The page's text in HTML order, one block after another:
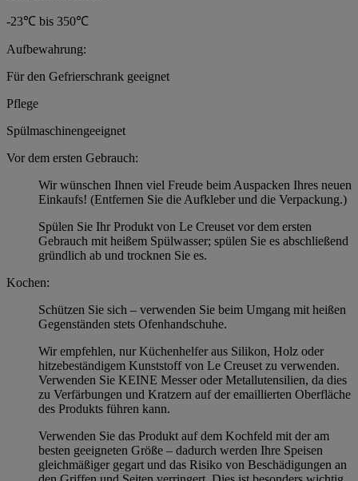
-23℃ bis 350℃
Aufbewahrung:
Für den Gefrierschrank geeignet
Pflege
Spülmaschinengeeignet
Vor dem ersten Gebrauch:
Wir wünschen Ihnen viel Freude beim Auspacken Ihres neuen
Einkaufs! (Entfernen Sie die Aufkleber und die Verpackung.)
Spülen Sie Ihr Produkt von Le Creuset vor dem ersten
Gebrauch mit heißem Spülwasser; spülen Sie es abschließend
gründlich ab und trocknen Sie es.
Kochen:
Schützen Sie sich – verwenden Sie beim Umgang mit heißen
Gegenständen stets Ofenhandschuhe.
Wir empfehlen, nur Küchenhelfer aus Silikon, Holz oder
hitzebeständigem Kunststoff von Le Creuset zu verwenden.
Verwenden Sie KEINE Messer oder Metallutensilien, da dies
zu Verfärbungen und Kratzern auf der emaillierten Oberfläche
des Produkts führen kann.
Verwenden Sie das Produkt auf dem Kochfeld mit der am
besten geeigneten Größe – dadurch werden Ihre Speisen
gleichmäßiger gegart und das Risiko von Beschädigungen an